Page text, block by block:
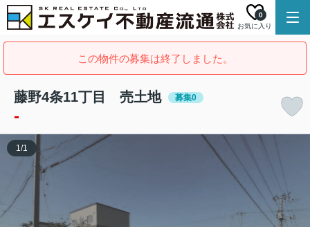
お気に入り
0
この物件の募集は終了しました。
藤野4条11丁目 売土地 募集0
-
1/1